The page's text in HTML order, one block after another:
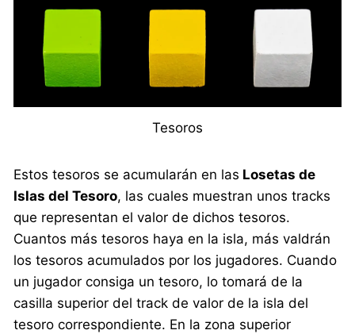
Tesoros
Estos tesoros se acumularán en las Losetas de
Islas del Tesoro, las cuales muestran unos tracks
que representan el valor de dichos tesoros.
Cuantos más tesoros haya en la isla, más valdrán
los tesoros acumulados por los jugadores. Cuando
un jugador consiga un tesoro, lo tomará de la
casilla superior del track de valor de la isla del
tesoro correspondiente. En la zona superior